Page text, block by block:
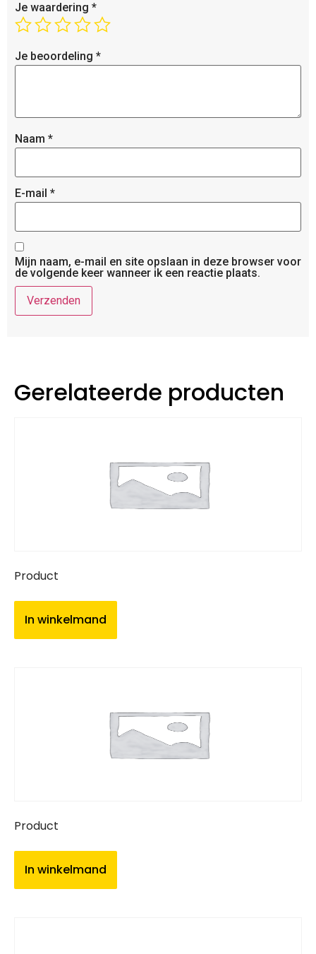
Je waardering *
Je beoordeling *
Naam *
E-mail *
Mijn naam, e-mail en site opslaan in deze browser voor
de volgende keer wanneer ik een reactie plaats.
Gerelateerde producten
Product
In winkelmand
Product
In winkelmand